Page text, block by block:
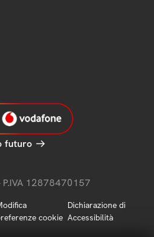
futuro
12878470157
cookie
Dichiarazione di
Accessibilità